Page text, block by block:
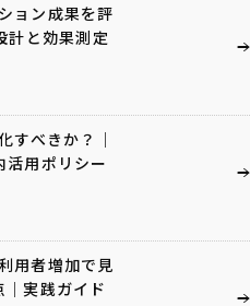
ョン成果を評
計と効果測定
すべきか？｜
用ポリシー
用者増加で見
実践ガイド